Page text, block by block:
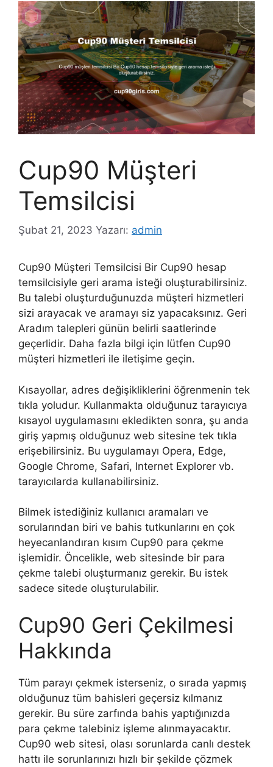
Cup90 Müşteri
Temsilcisi
Şubat 21, 2023 Yazarı: admin
Cup90 Müşteri Temsilcisi Bir Cup90 hesap
temsilcisiyle geri arama isteği oluşturabilirsiniz.
Bu talebi oluşturduğunuzda müşteri hizmetleri
sizi arayacak ve aramayı siz yapacaksınız. Geri
Aradım talepleri günün belirli saatlerinde
geçerlidir. Daha fazla bilgi için lütfen Cup90
müşteri hizmetleri ile iletişime geçin.
Kısayollar, adres değişikliklerini öğrenmenin tek
tıkla yoludur. Kullanmakta olduğunuz tarayıcıya
kısayol uygulamasını ekledikten sonra, şu anda
giriş yapmış olduğunuz web sitesine tek tıkla
erişebilirsiniz. Bu uygulamayı Opera, Edge,
Google Chrome, Safari, Internet Explorer vb.
tarayıcılarda kullanabilirsiniz.
Bilmek istediğiniz kullanıcı aramaları ve
sorularından biri ve bahis tutkunlarını en çok
heyecanlandıran kısım Cup90 para çekme
işlemidir. Öncelikle, web sitesinde bir para
çekme talebi oluşturmanız gerekir. Bu istek
sadece sitede oluşturulabilir.
Cup90 Geri Çekilmesi
Hakkında
Tüm parayı çekmek isterseniz, o sırada yapmış
olduğunuz tüm bahisleri geçersiz kılmanız
gerekir. Bu süre zarfında bahis yaptığınızda
para çekme talebiniz işleme alınmayacaktır.
Cup90 web sitesi, olası sorunlarda canlı destek
hattı ile sorunlarınızı hızlı bir şekilde çözmek